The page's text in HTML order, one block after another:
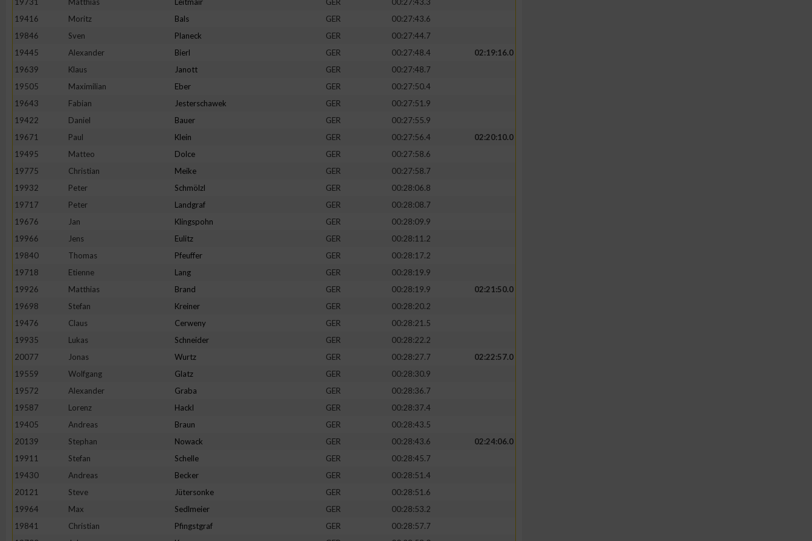
19416
Moritz Bals GER
00:27:43.6
19846
Sven Planeck GER
00:27:44.7
19445
Alexander Bierl GER 00:27:48.4
02:19:16.0
19639
Klaus Janott GER
00:27:48.7
19505
Maximilian Eber GER
00:27:50.4
19643
Fabian Jesterschawek GER
00:27:51.9
19422
Daniel Bauer GER
00:27:55.9
19671
Paul Klein GER 00:27:56.4
02:20:10.0
19495
Matteo Dolce GER
00:27:58.6
19775
Christian Meike GER
00:27:58.7
19932
Peter Schmölzl GER
00:28:06.8
19717
Peter Landgraf GER
00:28:08.7
19676
Jan Klingspohn GER
00:28:09.9
19966
Jens Eulitz GER
00:28:11.2
19840
Thomas Pfeuffer GER
00:28:17.2
19718
Etienne Lang GER
00:28:19.9
19926
Matthias Brand GER 00:28:19.9
02:21:50.0
19698
Stefan Kreiner GER
00:28:20.2
19476
Claus Cerweny GER
00:28:21.5
19935
Lukas Schneider GER
00:28:22.2
20077
Jonas Wurtz GER 00:28:27.7
02:22:57.0
19559
Wolfgang Glatz GER
00:28:30.9
19572
Alexander Graba GER
00:28:36.7
19587
Lorenz Hackl GER
00:28:37.4
19405
Andreas Braun GER
00:28:43.5
20139
Stephan Nowack GER 00:28:43.6
02:24:06.0
19911
Stefan Schelle GER
00:28:45.7
19430
Andreas Becker GER
00:28:51.4
20121
Steve Jütersonke GER
00:28:51.6
19964
Max Sedlmeier GER
00:28:53.2
19841
Christian Pfingstgraf GER
00:28:57.7
Erstellung von Profilen zur Personalisierung von Inhalten
Messung der Werbeleistung
Messung der Performance von Inhalten
Analyse von Zielgruppen durch Statistiken oder Kombinationen von Daten aus
Entwicklung und Verbesserung der Angebote
IAB-Besonderheiten:
Geräte anhand von aktiv angeforderten Informationen identifizieren
Nicht-IAB-Verarbeitungszwecke:
Notwendig
Performance
Funktional